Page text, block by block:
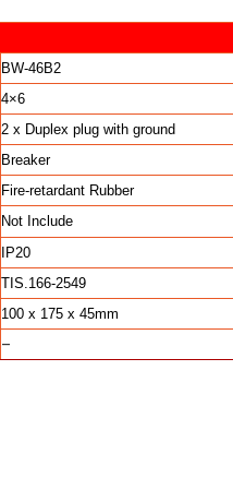
BW-46B2
4×6
2 x Duplex plug with ground
Breaker
Fire-retardant Rubber
Not Include
IP20
TIS.166-2549
100 x 175 x 45mm
–